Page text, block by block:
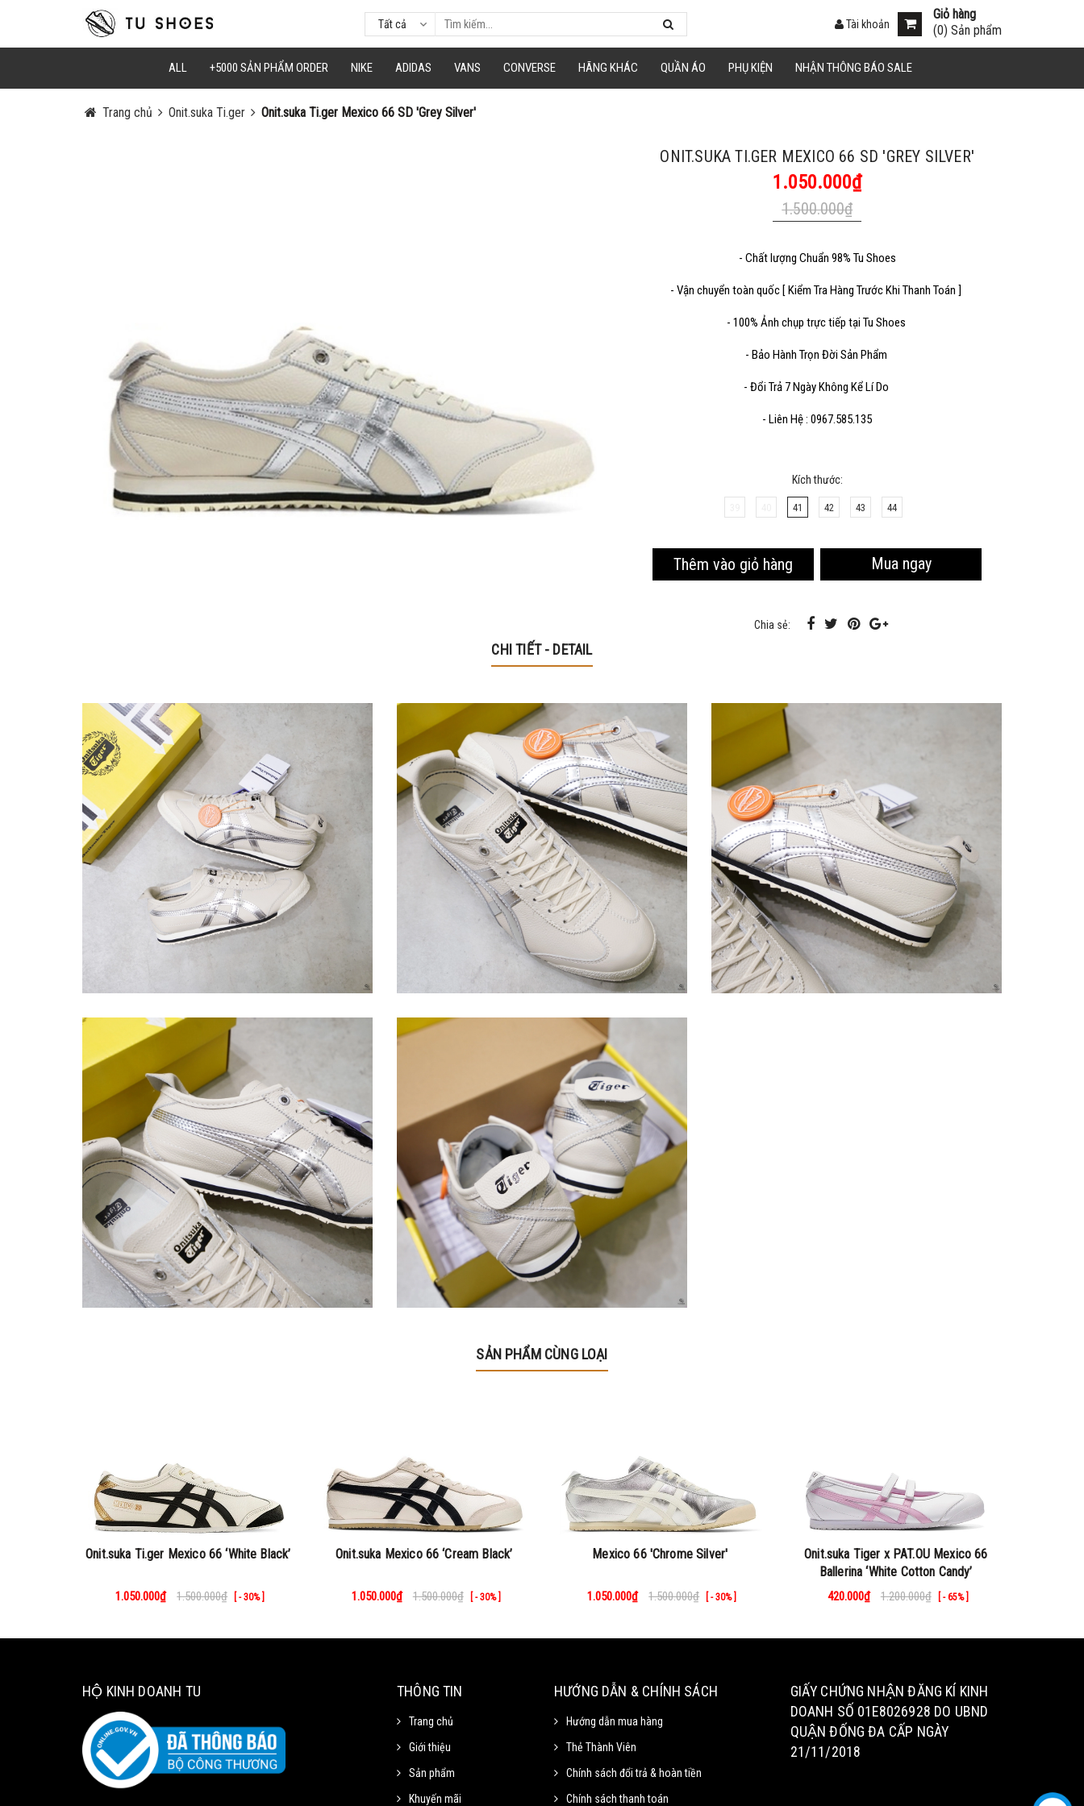
Tất cả
Giỏ hàng
(0) Sản phẩm
Tài khoản
ALL +5000 SẢN PHẨM ORDER NIKE ADIDAS VANS CONVERSE HÃNG KHÁC QUẦN ÁO PHỤ KIỆN NHẬN THÔNG BÁO SALE
Trang chủ Onit.suka Ti.ger Onit.suka Ti.ger Mexico 66 SD 'Grey Silver'
ONIT.SUKA TI.GER MEXICO 66 SD 'GREY SILVER'
1.050.000₫
1.500.000₫
- Chất lượng Chuẩn 98% Tu Shoes
- Vận chuyển toàn quốc [ Kiểm Tra Hàng Trước Khi Thanh Toán ]
- 100% Ảnh chụp trực tiếp tại Tu Shoes
- Bảo Hành Trọn Đời Sản Phẩm
- Đổi Trả 7 Ngày Không Kể Lí Do
- Liên Hệ : 0967.585.135
Kích thước:
41 42 43 44
Thêm vào giỏ hàng Mua ngay
Chia sẻ:
CHI TIẾT - DETAIL
SẢN PHẨM CÙNG LOẠI
Onit.suka Ti.ger Mexico 66 ‘White Black’
1.050.000₫ 1.500.000₫ [ - 30% ]
Onit.suka Mexico 66 ‘Cream Black’
1.050.000₫ 1.500.000₫ [ - 30% ]
Mexico 66 'Chrome Silver'
1.050.000₫ 1.500.000₫ [ - 30% ]
Onit.suka Tiger x PAT.OU Mexico 66
Ballerina ‘White Cotton Candy’
420.000₫ 1.200.000₫ [ - 65% ]
HỘ KINH DOANH TU THÔNG TIN
Trang chủ
Giới thiệu
Sản phẩm
Khuyến mãi
HƯỚNG DẪN & CHÍNH SÁCH
Hướng dẫn mua hàng
Thẻ Thành Viên
Chính sách đổi trả & hoàn tiền
Chính sách thanh toán
GIẤY CHỨNG NHẬN ĐĂNG KÍ KINH
DOANH SỐ 01E8026928 DO UBND
QUẬN ĐỐNG ĐA CẤP NGÀY
21/11/2018
Mã Giảm Giá
Chọn Sao Chép mã giảm giá tương ứng và dán vào phần Mã khuyến mãi ở trang thanh toán.
Mã giảm 15% cho đơn tối thiểu 250k.
Sao chép
Mã giảm 40% cho các sản phẩm thuộc mặt hàng tiêu
dùng
Hạn sử dung: 20/10/2020